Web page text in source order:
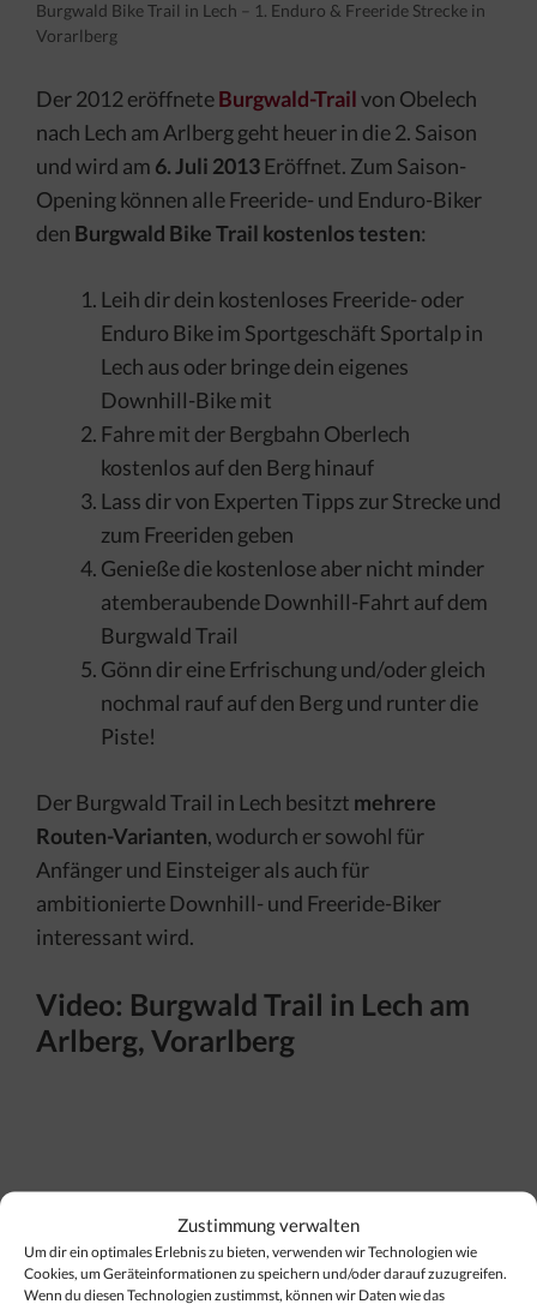
Zustimmung verwalten
Um dir ein optimales Erlebnis zu bieten, verwenden wir Technologien wie
Cookies, um Geräteinformationen zu speichern und/oder darauf zuzugreifen.
Wenn du diesen Technologien zustimmst, können wir Daten wie das
Burgwald Bike Trail in Lech – 1. Enduro & Freeride Strecke in
Vorarlberg
Der 2012 eröffneteBurgwald-Trailvon Obelech
nach Lech am Arlberg geht heuer in die 2. Saison
und wird am 6. Juli 2013Eröffnet. Zum Saison-
Opening können alle Freeride- und Enduro-Biker
den Burgwald Bike Trail kostenlos testen:
Leih dir dein kostenloses Freeride- oder
Enduro Bike im Sportgeschäft Sportalp in
Lech aus oder bringe dein eigenes
Downhill-Bike mit
Fahre mit der Bergbahn Oberlech
kostenlos auf den Berg hinauf
Lass dir von Experten Tipps zur Strecke und
zum Freeriden geben
Genieße die kostenlose aber nicht minder
atemberaubende Downhill-Fahrt auf dem
Burgwald Trail
Gönn dir eine Erfrischung und/oder gleich
nochmal rauf auf den Berg und runter die
Piste!
Der Burgwald Trail in Lech besitzt mehrere
Routen-Varianten, wodurch er sowohl für
Anfänger und Einsteiger als auch für
ambitionierte Downhill- und Freeride-Biker
interessant wird.
Video: Burgwald Trail in Lech am
Arlberg, Vorarlberg